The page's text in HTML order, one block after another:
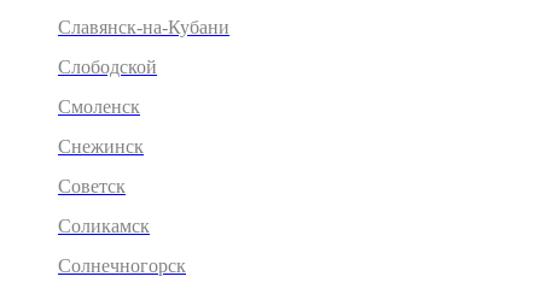
Славянск-на-Кубани
Слободской
Смоленск
Снежинск
Советск
Соликамск
Солнечногорск